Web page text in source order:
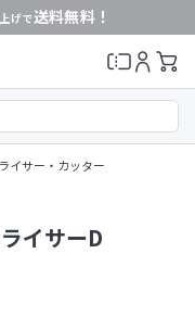
げで送料無料！
イサー・カッター
イサーD